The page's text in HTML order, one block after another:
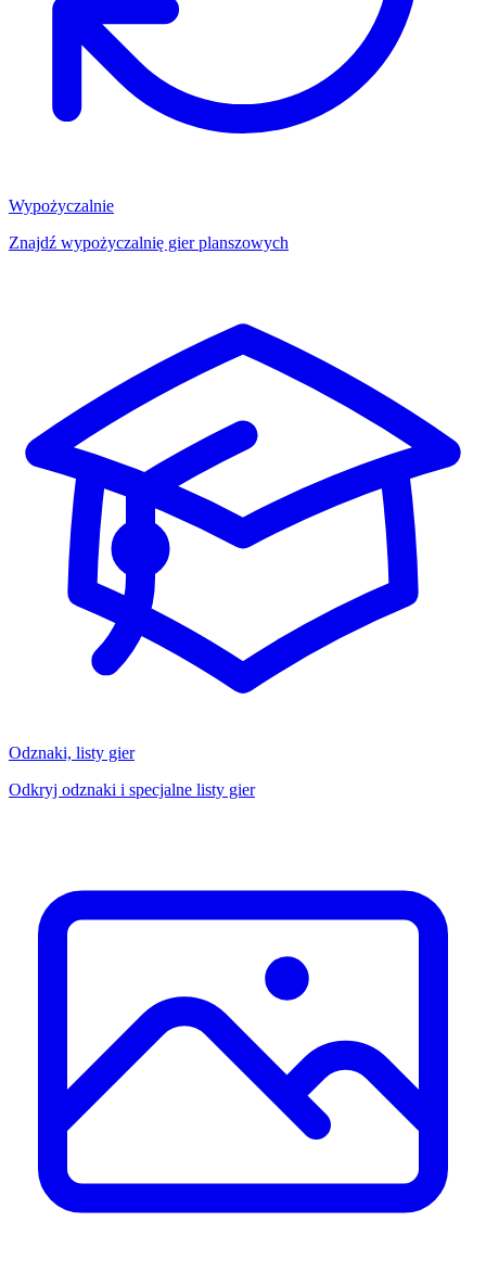
Wypożyczalnie
Znajdź wypożyczalnię gier planszowych
Odznaki, listy gier
Odkryj odznaki i specjalne listy gier